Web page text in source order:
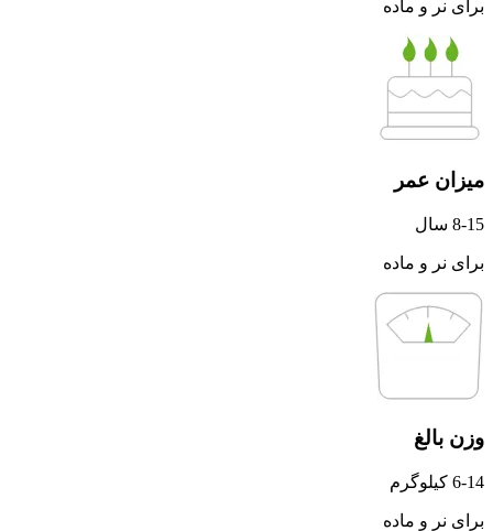
برای نر و ماده
میزان عمر
8-15 سال
برای نر و ماده
وزن بالغ
6-14 کیلوگرم
برای نر و ماده